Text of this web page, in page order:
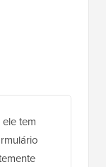
tem